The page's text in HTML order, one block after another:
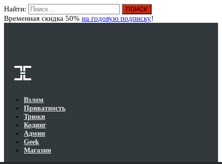
Найти:
Временная скидка 50% на годовую подписку!
Взлом
Приватность
Трюки
Кодинг
Админ
Geek
Магазин